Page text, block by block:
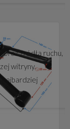
oraz źródła ruchu,
witryny.
najbardziej